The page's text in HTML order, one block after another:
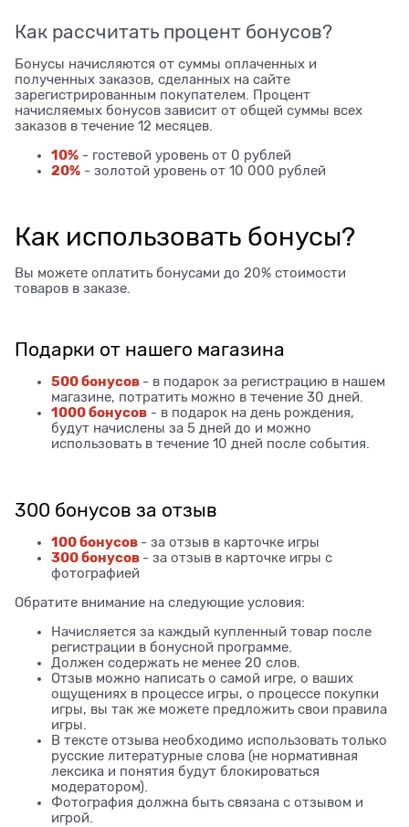
Как рассчитать процент бонусов?
Бонусы начисляются от суммы оплаченных и
полученных заказов, сделанных на сайте
зарегистрированным покупателем. Процент
начисляемых бонусов зависит от общей суммы всех
заказов в течение 12 месяцев.
10% - гостевой уровень от 0 рублей
20% - золотой уровень от 10 000 рублей
Как использовать бонусы?
Вы можете оплатить бонусами до 20% стоимости
товаров в заказе.
Подарки от нашего магазина
500 бонусов - в подарок за регистрацию в нашем
магазине, потратить можно в течение 30 дней.
1000 бонусов - в подарок на день рождения,
будут начислены за 5 дней до и можно
использовать в течение 10 дней после события.
300 бонусов за отзыв
100 бонусов - за отзыв в карточке игры
300 бонусов - за отзыв в карточке игры с
фотографией
Обратите внимание на следующие условия:
Начисляется за каждый купленный товар после
регистрации в бонусной программе.
Должен содержать не менее 20 слов.
Отзыв можно написать о самой игре, о ваших
ощущениях в процессе игры, о процессе покупки
игры, вы так же можете предложить свои правила
игры.
В тексте отзыва необходимо использовать только
русские литературные слова (не нормативная
лексика и понятия будут блокироваться
модератором).
Фотография должна быть связана с отзывом и
игрой.